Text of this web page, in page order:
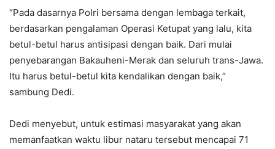
“Pada dasarnya Polri bersama dengan lembaga terkait,
berdasarkan pengalaman Operasi Ketupat yang lalu, kita
betul-betul harus antisipasi dengan baik. Dari mulai
penyebarangan Bakauheni-Merak dan seluruh trans-Jawa.
Itu harus betul-betul kita kendalikan dengan baik,”
sambung Dedi.
Dedi menyebut, untuk estimasi masyarakat yang akan
memanfaatkan waktu libur nataru tersebut mencapai 71